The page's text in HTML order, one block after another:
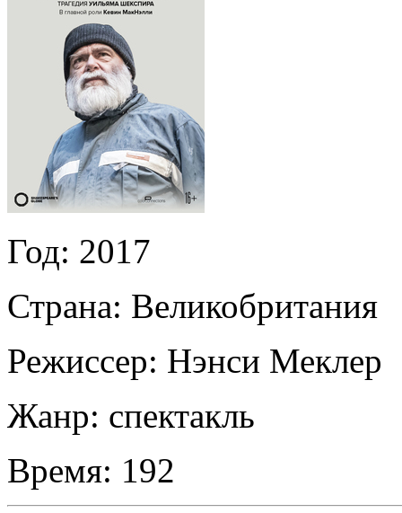
Год: 2017
Страна: Великобритания
Режиссер: Нэнси Меклер
Жанр: спектакль
Время: 192